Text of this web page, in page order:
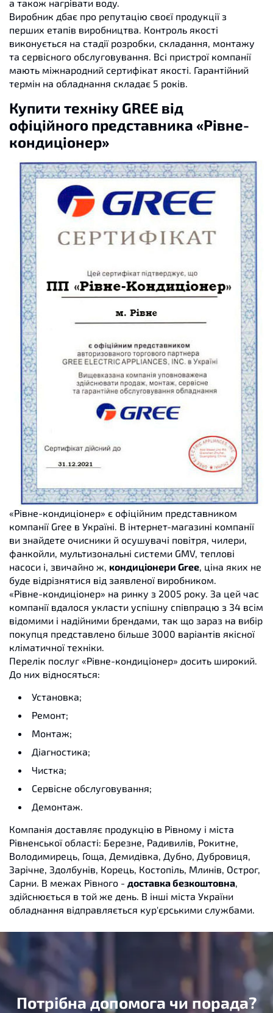
а також нагрівати воду.
Виробник дбає про репутацію своєї продукції з
перших етапів виробництва. Контроль якості
виконується на стадії розробки, складання, монтажу
та сервісного обслуговування. Всі пристрої компанії
мають міжнародний сертифікат якості. Гарантійний
термін на обладнання складає 5 років.
Купити техніку GREE від
офіційного представника «Рівне-
кондиціонер»
«Рівне-кондиціонер» є офіційним представником
компанії Gree в Україні. В інтернет-магазині компанії
ви знайдете очисники й осушувачі повітря, чилери,
фанкойли, мультизональні системи GMV, теплові
насоси і, звичайно ж, кондиціонери Gree, ціна яких не
буде відрізнятися від заявленої виробником.
«Рівне-кондиціонер» на ринку з 2005 року. За цей час
компанії вдалося укласти успішну співпрацю з 34 всім
відомими і надійними брендами, так що зараз на вибір
покупця представлено більше 3000 варіантів якісної
кліматичної техніки.
Перелік послуг «Рівне-кондиціонер» досить широкий.
До них відносяться:
Установка;
Ремонт;
Монтаж;
Діагностика;
Чистка;
Сервісне обслуговування;
Демонтаж.
Компанія доставляє продукцію в Рівному і міста
Рівненської області: Березне, Радивилів, Рокитне,
Володимирець, Гоща, Демидівка, Дубно, Дубровиця,
Зарічне, Здолбунів, Корець, Костопіль, Млинів, Острог,
Сарни. В межах Рівного - доставка безкоштовна,
здійснюється в той же день. В інші міста України
обладнання відправляється кур'єрськими службами.
Потрібна допомога чи порада?